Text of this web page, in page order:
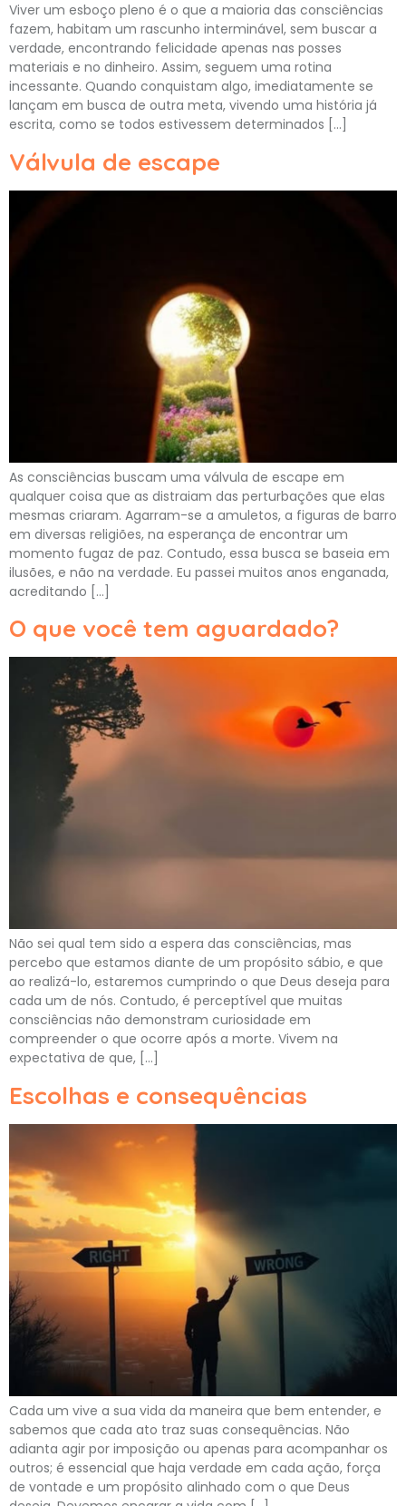
Viver um esboço pleno é o que a maioria das consciências
fazem, habitam um rascunho interminável, sem buscar a
verdade, encontrando felicidade apenas nas posses
materiais e no dinheiro. Assim, seguem uma rotina
incessante. Quando conquistam algo, imediatamente se
lançam em busca de outra meta, vivendo uma história já
escrita, como se todos estivessem determinados […]
Válvula de escape
As consciências buscam uma válvula de escape em
qualquer coisa que as distraiam das perturbações que elas
mesmas criaram. Agarram-se a amuletos, a figuras de barro
em diversas religiões, na esperança de encontrar um
momento fugaz de paz. Contudo, essa busca se baseia em
ilusões, e não na verdade. Eu passei muitos anos enganada,
acreditando […]
O que você tem aguardado?
Não sei qual tem sido a espera das consciências, mas
percebo que estamos diante de um propósito sábio, e que
ao realizá-lo, estaremos cumprindo o que Deus deseja para
cada um de nós. Contudo, é perceptível que muitas
consciências não demonstram curiosidade em
compreender o que ocorre após a morte. Vivem na
expectativa de que, […]
Escolhas e consequências
Cada um vive a sua vida da maneira que bem entender, e
sabemos que cada ato traz suas consequências. Não
adianta agir por imposição ou apenas para acompanhar os
outros; é essencial que haja verdade em cada ação, força
de vontade e um propósito alinhado com o que Deus